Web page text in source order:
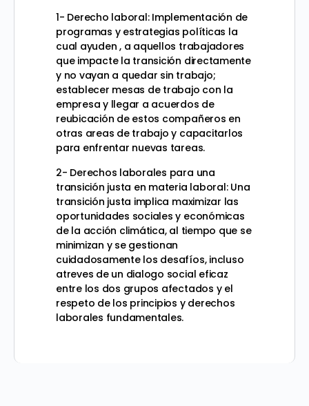
1- Derecho laboral: Implementación de
programas y estrategias políticas la
cual ayuden , a aquellos trabajadores
que impacte la transición directamente
y no vayan a quedar sin trabajo;
establecer mesas de trabajo con la
empresa y llegar a acuerdos de
reubicación de estos compañeros en
otras areas de trabajo y capacitarlos
para enfrentar nuevas tareas.
2- Derechos laborales para una
transición justa en materia laboral: Una
transición justa implica maximizar las
oportunidades sociales y económicas
de la acción climática, al tiempo que se
minimizan y se gestionan
cuidadosamente los desafíos, incluso
atreves de un dialogo social eficaz
entre los dos grupos afectados y el
respeto de los principios y derechos
laborales fundamentales.